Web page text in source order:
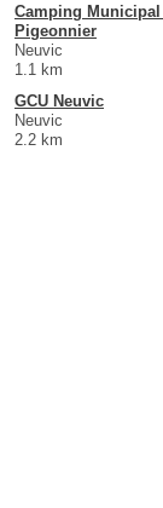
Camping Municipal
Pigeonnier
Neuvic
1.1 km
GCU Neuvic
Neuvic
2.2 km